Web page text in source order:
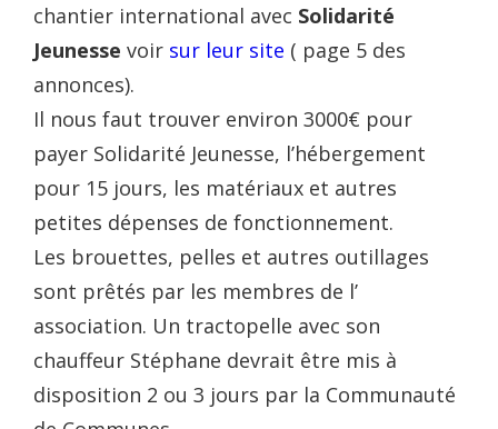
chantier international avec Solidarité
Jeunesse voir sur leur site ( page 5 des
annonces).
Il nous faut trouver environ 3000€ pour
payer Solidarité Jeunesse, l’hébergement
pour 15 jours, les matériaux et autres
petites dépenses de fonctionnement.
Les brouettes, pelles et autres outillages
sont prêtés par les membres de l’
association. Un tractopelle avec son
chauffeur Stéphane devrait être mis à
disposition 2 ou 3 jours par la Communauté